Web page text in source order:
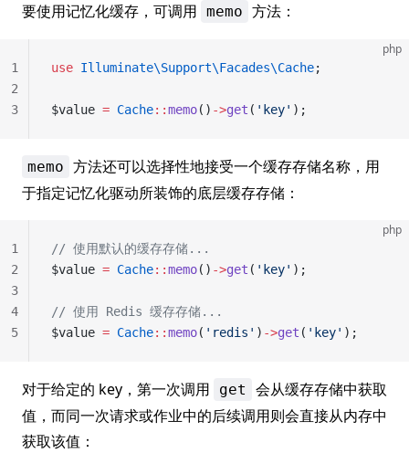
要使用记忆化缓存，可调用 memo 方法：
php
use Illuminate\Support\Facades\Cache;
$value = Cache::memo() ->get ( 'key' );
1
2
3
memo 方法还可以选择性地接受一个缓存存储名称，用
于指定记忆化驱动所装饰的底层缓存存储：
php
// 使用默认的缓存存储...
$value = Cache::memo() ->get ( 'key' );
// 使用 Redis 缓存存储...
$value = Cache::memo( 'redis' ) ->get ( 'key' );
1
2
3
4
5
对于给定的 key，第一次调用 get
会从缓存存储中获取
值，而同一次请求或作业中的后续调用则会直接从内存中
获取该值：